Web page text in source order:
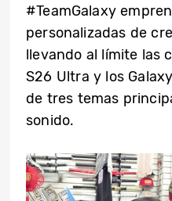
#TeamGalaxy
personalizadas de
llevando al límite las
S26 Ultra y los
de tres temas
sonido.